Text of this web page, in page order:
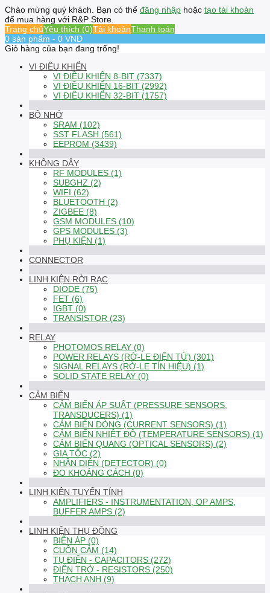
Chào mừng quý khách. Bạn có thể đăng nhập hoặc tạo tài khoản
để mua hàng với R&P Store.
Trang chủYêu thích (0)Tài khoảnThanh toán
0 sản phẩm - 0 VND
Giỏ hàng của bạn đang trống!
VI ĐIỀU KHIỂN
VI ĐIỀU KHIỂN 8-BIT (7337)
VI ĐIỀU KHIỂN 16-BIT (2992)
VI ĐIỀU KHIỂN 32-BIT (1757)
BỘ NHỚ
SRAM (102)
SST FLASH (561)
EEPROM (3439)
KHÔNG DÂY
RF MODULES (1)
SUBGHZ (2)
WIFI (62)
BLUETOOTH (2)
ZIGBEE (8)
GSM MODULES (10)
GPS MODULES (3)
PHỤ KIỆN (1)
CONNECTOR
LINH KIỆN RỜI RẠC
DIODE (75)
FET (6)
IGBT (0)
TRANSISTOR (23)
RELAY
PHOTOMOS RELAY (0)
POWER RELAYS (RỜ-LE ĐIỆN TỪ) (301)
SIGNAL RELAYS (RỜ-LE TÍN HIỆU) (1)
SOLID STATE RELAY (0)
CẢM BIẾN
CẢM BIẾN ÁP SUẤT (PRESSURE SENSORS,
TRANSDUCERS) (1)
CẢM BIẾN DÒNG (CURRENT SENSORS) (1)
CẢM BIẾN NHIỆT ĐỘ (TEMPERATURE SENSORS) (1)
CẢM BIẾN QUANG (OPTICAL SENSORS) (2)
GIA TỐC (2)
NHẬN DIỆN (DETECTOR) (0)
ĐO KHOẢNG CÁCH (0)
LINH KIỆN TUYẾN TÍNH
AMPLIFIERS - INSTRUMENTATION, OP AMPS,
BUFFER AMPS (2)
LINH KIỆN THỤ ĐỘNG
BIẾN ÁP (0)
CUỘN CẢM (14)
TỤ ĐIỆN - CAPACITORS (272)
ĐIỆN TRỞ - RESISTORS (250)
THẠCH ANH (9)